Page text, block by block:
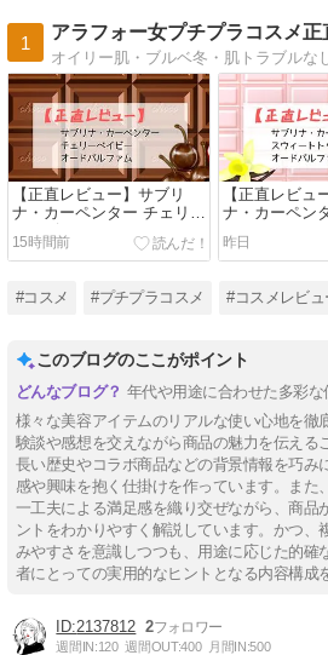
1
アラフォー女プチプラコスメ正
【正直レビュー】サブリ
ナ・カーペンター チェリー
ベイビー オードパルファム
15時間前
【正直レビュ
ナ・カーペン
トトゥース オ
ム
昨日
#コスメ #プチプラコスメ #コスメレビュ
このブログのここがポイント
年代や用途に合わせた多彩な
様々な美容アイテムのリアルな使い心地を徹
験談や感想を交えながら商品の魅力を伝える
長い歴史やコラボ商品などの背景情報を巧み
感や興味を抱く仕掛けを作っています。また
一工夫による満足感を織り交ぜながら、商品
ントをわかりやすく解説しています。かつ、
みやすさを意識しつつも、用途に応じた的確
者にとっての実用的なヒントとなる内容構成
2137812 2
週間IN:120 週間OUT:400 月間IN:500